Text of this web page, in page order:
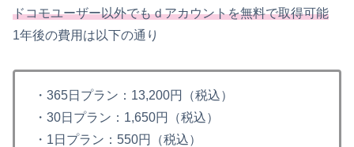
ドコモユーザー以外でもｄアカウントを無料で取得可能
1年後の費用は以下の通り
・365日プラン：13,200円（税込）
・30日プラン：1,650円（税込）
・1日プラン：550円（税込）